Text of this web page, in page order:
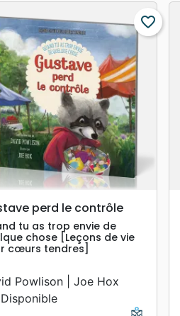
APERÇU RAPIDE
favorite_border
perd le contrôle
tu as trop envie de
chose [Leçons de vie
cœurs tendres]
Powlison | Joe Hox
Disponible